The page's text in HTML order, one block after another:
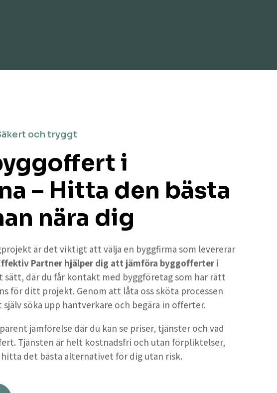
och tryggt
i
– Hitta den bästa
nära dig
är det viktigt att välja en byggfirma som levererar
Partner hjälper dig att jämföra byggofferter i
sätt, där du får kontakt med byggföretag som har rätt
för ditt projekt. Genom att låta oss sköta processen
söka upp hantverkare och begära in offerter.
jämförelse där du kan se priser, tjänster och vad
Tjänsten är helt kostnadsfri och utan förpliktelser,
det bästa alternativet för dig utan risk.